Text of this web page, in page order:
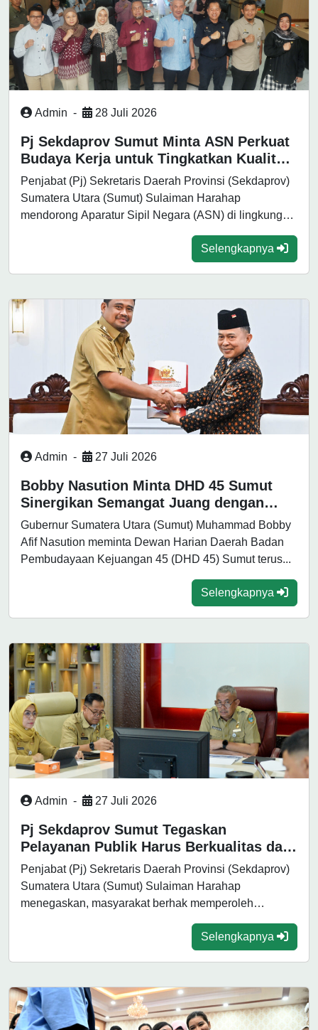
Admin - 28 Juli 2026
Pj Sekdaprov Sumut Minta ASN Perkuat
Budaya Kerja untuk Tingkatkan Kualitas
Pelayanan Publik
Penjabat (Pj) Sekretaris Daerah Provinsi (Sekdaprov)
Sumatera Utara (Sumut) Sulaiman Harahap
mendorong Aparatur Sipil Negara (ASN) di lingkungan
Selengkapnya
Admin - 27 Juli 2026
Bobby Nasution Minta DHD 45 Sumut
Sinergikan Semangat Juang dengan
Pembangunan
Gubernur Sumatera Utara (Sumut) Muhammad Bobby
Afif Nasution meminta Dewan Harian Daerah Badan
Pembudayaan Kejuangan 45 (DHD 45) Sumut terus...
Selengkapnya
Admin - 27 Juli 2026
Pj Sekdaprov Sumut Tegaskan
Pelayanan Publik Harus Berkualitas dan
Tanpa Diskriminasi
Penjabat (Pj) Sekretaris Daerah Provinsi (Sekdaprov)
Sumatera Utara (Sumut) Sulaiman Harahap
menegaskan, masyarakat berhak memperoleh
Selengkapnya